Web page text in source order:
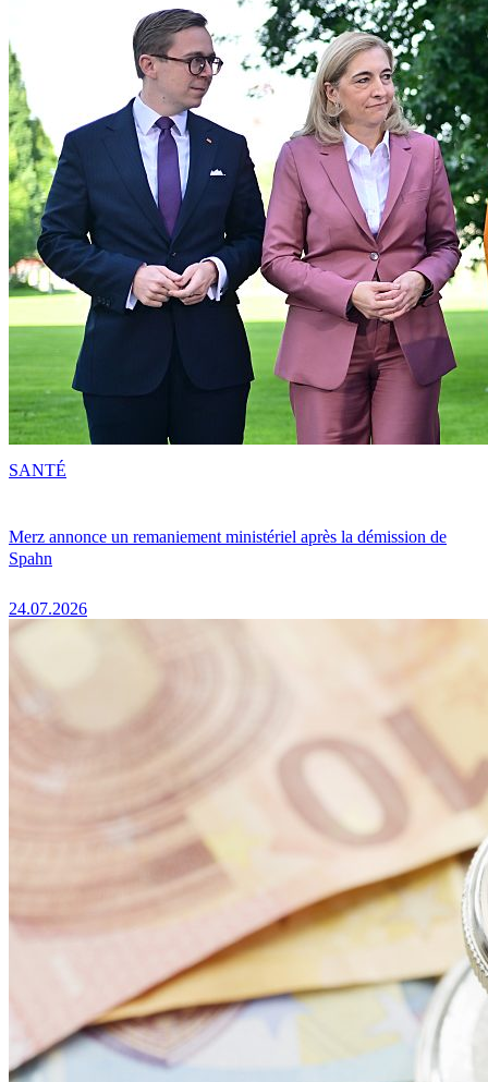
Merz annonce un remaniement ministériel après la démission de
Spahn
24.07.2026
SANTÉ